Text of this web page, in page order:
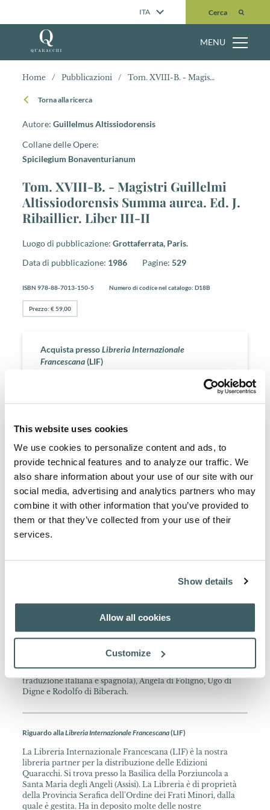
This website uses cookies
We use cookies to personalize content and ads, to
provide technical features and to analyze our traffic. We
also share information about your use of our site with our
social media, advertising and analytics partners who may
combine it with other information that you’ve provided to
them or that they’ve collected from your use of their
services.
Show details
Allow all cookies
Customize
ITA Cerca
Cerca
MENU
Home / Pubblicazioni / Tom. XVIII-B. - Magistri Guillelmi Altissiodorensis Summa aurea. Ed. J. Ribaillier. Liber III-II
Torna alla ricerca
Autore:Guillelmus Altissiodorensis
Collane delle Opere:
Spicilegium Bonaventurianum
Tom. XVIII-B. - Magistri Guillelmi
Altissiodorensis Summa aurea. Ed. J.
Ribaillier. Liber III-II
Luogo di pubblicazione: Grottaferrata, Paris.
Data di pubblicazione: 1986 Pagine: 529
ISBN 978-88-7013-150-5 Numero di codice nel catalogo: D18B
Prezzo: € 59,00
Acquista pressoLibreria Internazionale
Francescana(LIF)
Informazioni sull'Autore
Guglielmo di Auxerre (1150 ca. – 1231)
Insegnante influente a Parigi, è stato Rettore dell'Università e
ha composto la sua Summa d'oro (Summa aurea), che ha
influenzato i primi autori francescani.
Informazione sulla Collana
Spicilegium Bonaventurianum, 1963 seqq. In 8° mai.
Una pluralità di ricerche scientifiche: ricerche d'archivio su
aspetti della vita della città di Assisi e delle università italiane
conservati a Napoli e a Troyes; edizioni di opere di autori
scolastici come Francesco della Marca, Nicola di Ockham,
Pietro Lombardo, Guglielmo di Auxerre; edizioni critiche di
testi spirituali e scritti di Francesco d'Assisi (anche in
traduzione italiana e spagnola), Angela di Foligno, Ugo di
Digne e Rodolfo di Biberach.
Riguardo allaLibreria Internazionale Francescana(LIF)
La Libreria Internazionale Francescana (LIF) è la nostra
libreria partner per la distribuzione delle Edizioni
Quaracchi. Si trova presso la Basilica della Porziuncola a
Santa Maria degli Angeli (Assisi). La Libreria è di proprietà
della Provincia Serafica dell'Ordine dei Frati Minori, dalla
quale è gestita. Ha in deposito molte delle nostre